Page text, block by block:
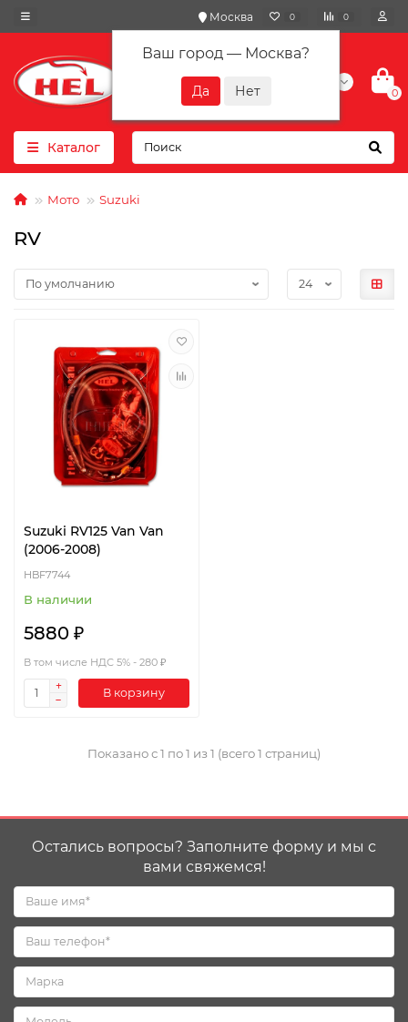
Москва
Ваш город — Москва?
0 0
+7(901) 417-10-01
0
Каталог
Мото Suzuki
RV
Suzuki RV125 Van Van
(2006-2008)
HBF7744
В наличии
5880 ₽
В том числе НДС 5% - 280 ₽
В корзину
Показано с 1 по 1 из 1 (всего 1 страниц)
Остались вопросы? Заполните форму и мы с
вами свяжемся!